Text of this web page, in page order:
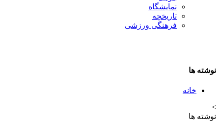
نمایشگاه
تاريخچه
فرهنگی ورزشی
نوشته ها
خانه
>
نوشته ها